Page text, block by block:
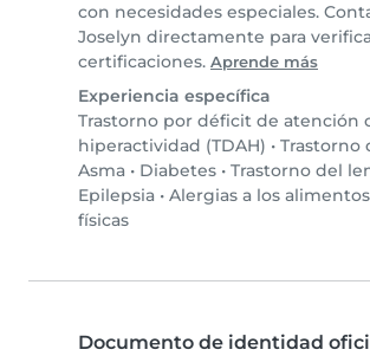
con necesidades especiales.
Joselyn directamente para
certificaciones. Aprende más
Experiencia específica
Trastorno por déficit de atención
hiperactividad (TDAH) • Trastorno
Asma • Diabetes • Trastorno del
Epilepsia • Alergias a los alimentos
físicas
Documento de identidad